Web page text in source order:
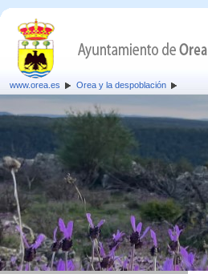
www.orea.es Orea y la despoblación